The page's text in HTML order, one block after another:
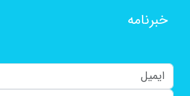
خبرنامه